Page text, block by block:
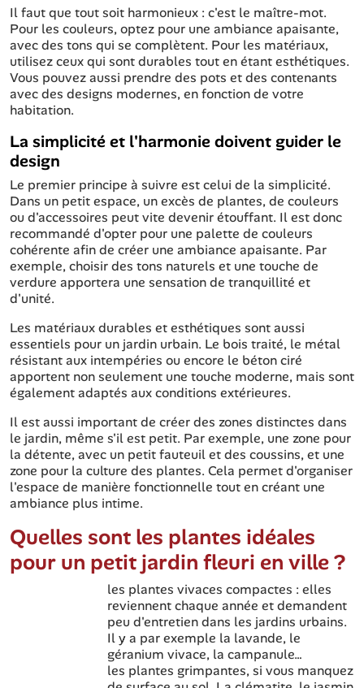
Il faut que tout soit harmonieux : c'est le maître-mot.
Pour les couleurs, optez pour une ambiance apaisante,
avec des tons qui se complètent. Pour les matériaux,
utilisez ceux qui sont durables tout en étant esthétiques.
Vous pouvez aussi prendre des pots et des contenants
avec des designs modernes, en fonction de votre
habitation.
La simplicité et l'harmonie doivent guider le
design
Le premier principe à suivre est celui de la simplicité.
Dans un petit espace, un excès de plantes, de couleurs
ou d'accessoires peut vite devenir étouffant. Il est donc
recommandé d'opter pour une palette de couleurs
cohérente afin de créer une ambiance apaisante. Par
exemple, choisir des tons naturels et une touche de
verdure apportera une sensation de tranquillité et
d'unité.
Les matériaux durables et esthétiques sont aussi
essentiels pour un jardin urbain. Le bois traité, le métal
résistant aux intempéries ou encore le béton ciré
apportent non seulement une touche moderne, mais sont
également adaptés aux conditions extérieures.
Il est aussi important de créer des zones distinctes dans
le jardin, même s'il est petit. Par exemple, une zone pour
la détente, avec un petit fauteuil et des coussins, et une
zone pour la culture des plantes. Cela permet d'organiser
l'espace de manière fonctionnelle tout en créant une
ambiance plus intime.
Quelles sont les plantes idéales
pour un petit jardin fleuri en ville ?
les plantes vivaces compactes : elles
reviennent chaque année et demandent
peu d'entretien dans les jardins urbains.
Il y a par exemple la lavande, le
géranium vivace, la campanule…
les plantes grimpantes, si vous manquez